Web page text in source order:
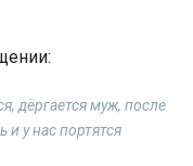
дёргается муж, после
и у нас портятся